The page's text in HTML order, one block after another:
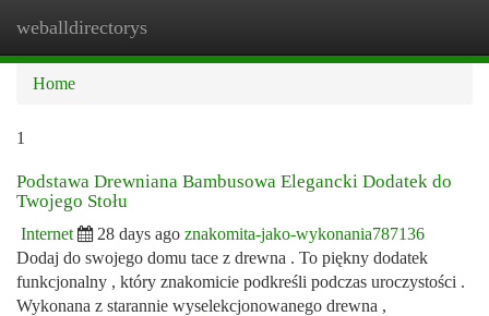
weballdirectorys
Home
1
Podstawa Drewniana Bambusowa Elegancki Dodatek do
Twojego Stołu
Internet 28 days ago znakomita-jako-wykonania787136
Dodaj do swojego domu tace z drewna . To piękny dodatek
funkcjonalny , który znakomicie podkreśli podczas uroczystości .
Wykonana z starannie wyselekcjonowanego drewna ,